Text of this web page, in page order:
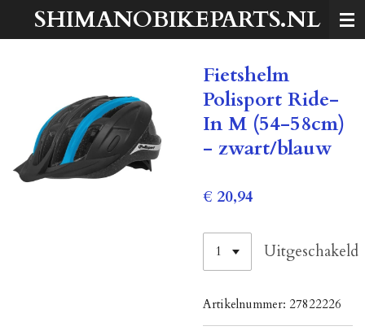
SHIMANOBIKEPARTS.NL
Fietshelm
Polisport Ride-
In M (54-58cm)
- zwart/blauw
€ 20,94
Uitgeschakeld
Artikelnummer: 27822226